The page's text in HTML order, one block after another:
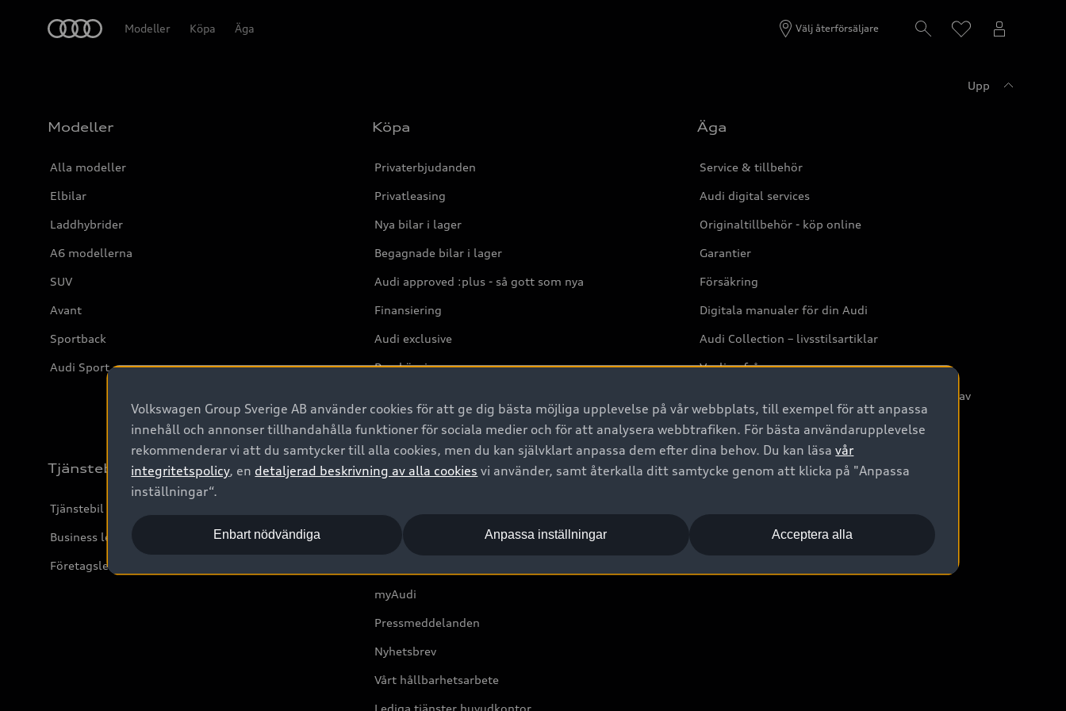
Modeller Köpa Äga Välj återförsäljare
Upp
Modeller
Alla modeller
Elbilar
Laddhybrider
A6 modellerna
SUV
Avant
Sportback
Audi Sport
Köpa
Privaterbjudanden
Privatleasing
Nya bilar i lager
Begagnade bilar i lager
Audi approved :plus - så gott som nya
Finansiering
Audi exclusive
Provkörning
Äga
Service & tillbehör
Audi digital services
Originaltillbehör - köp online
Garantier
Försäkring
Digitala manualer för din Audi
Audi Collection – livsstilsartiklar
Vanliga frågor
2G/3G nätet stängs ned - Hur påverkas min bil av
detta?
Tjänstebil
Tjänstebil
Business lease online
Företagsleasing
Om Audi Sverige
Boka Service online
myAudi
Pressmeddelanden
Nyhetsbrev
Vårt hållbarhetsarbete
Lediga tjänster huvudkontor
Volkswagen Group Sverige AB använder cookies för att ge dig bästa möjliga upplevelse på vår webbplats, till exempel för att anpassa
innehåll och annonser tillhandahålla funktioner för sociala medier och för att analysera webbtrafiken. För bästa användarupplevelse
rekommenderar vi att du samtycker till alla cookies, men du kan självklart anpassa dem efter dina behov. Du kan läsavår
integritetspolicy, en detaljerad beskrivning av alla cookies vi använder, samt återkalla ditt samtycke genom att klicka på "Anpassa
inställningar“.
Acceptera alla
Enbart nödvändiga Anpassa inställningar